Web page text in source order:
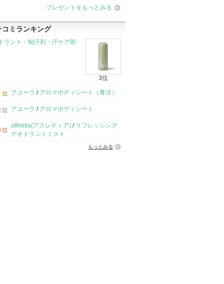
品
プレゼントをもっとみる
コミランキング
ラント・制汗剤・汗ケア部
3位
アユーラ / アロマボディシート（青涼）
アユーラ / アロマボディシート
athletia(アスレティア) / リフレッシング
デオドラントミスト
もっとみる